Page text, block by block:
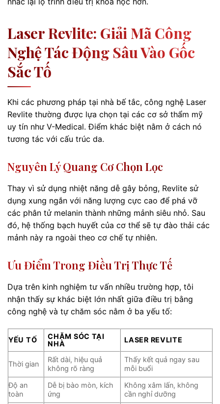
Laser Revlite: Giải Mã Công
Nghệ Tác Động Sâu Vào Gốc
Sắc Tố
Khi các phương pháp tại nhà bế tắc, công nghệ Laser
Revlite thường được lựa chọn tại các cơ sở thẩm mỹ
uy tín như V-Medical. Điểm khác biệt nằm ở cách nó
tương tác với cấu trúc da.
Nguyên Lý Quang Cơ Chọn Lọc
Thay vì sử dụng nhiệt năng dễ gây bỏng, Revlite sử
dụng xung ngắn với năng lượng cực cao để phá vỡ
các phân tử melanin thành những mảnh siêu nhỏ. Sau
đó, hệ thống bạch huyết của cơ thể sẽ tự đào thải các
mảnh này ra ngoài theo cơ chế tự nhiên.
Ưu Điểm Trong Điều Trị Thực Tế
Dựa trên kinh nghiệm tư vấn nhiều trường hợp, tôi
nhận thấy sự khác biệt lớn nhất giữa điều trị bằng
công nghệ và tự chăm sóc nằm ở ba yếu tố:
YẾU TỐ
CHĂM SÓC TẠI
NHÀ
LASER REVLITE
Thời gian
Rất dài, hiệu quả
không rõ ràng
Thấy kết quả ngay sau
mỗi buổi
Độ an
toàn
Dễ bị bào mòn, kích
ứng
Không xâm lấn, không
cần nghỉ dưỡng